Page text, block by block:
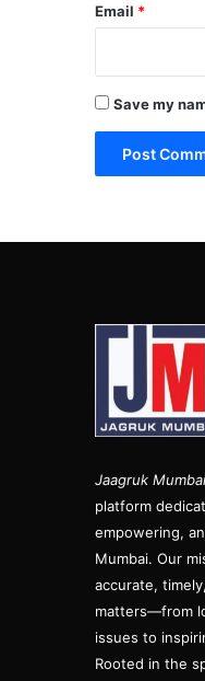
Email *
Save my
Jaagruk Mumbai
platform
empowering,
Mumbai. Our
accurate,
matters—from
issues to
Rooted in the